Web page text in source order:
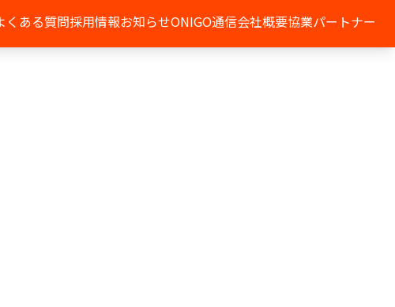
くある質問採用情報お知らせONIGO通信会社概要協業パートナー